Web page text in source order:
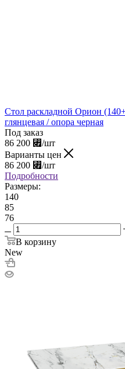
Стол раскладной Орион
глянцевая / опора черная
Под заказ
86 200 ⃏/шт
Варианты цен
86 200 ⃏/шт
Подробности
Размеры:
140
85
76
В корзину
New